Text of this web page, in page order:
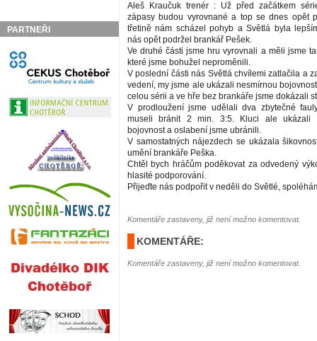
PARTNEŘI
Aleš Kraučuk trenér : Už před začátkem
zápasy budou vyrovnané a top se dnes opět
třetině nám scházel pohyb a Světlá byla
nás opět podržel brankář Pešek.
Ve druhé části jsme hru vyrovnali a měli jsme
které jsme bohužel neproměnili.
V poslední části nás Světlá chvílemi zatlačila a
vedení, my jsme ale ukázali nesmírnou
celou sérii a ve hře bez brankáře jsme dokázali
V prodloužení jsme udělali dva zbytečné
museli bránit 2 min. 3:5. Kluci ale ukázali
bojovnost a oslabení jsme ubránili.
V samostatných nájezdech se ukázala
umění brankáře Peška.
Chtěl bych hráčům poděkovat za odvedený
hlasité podporování.
Přijeďte nás podpořit v neděli do Světlé,
Komentáře zastaveny, již není možno komentovat.
KOMENTÁŘE:
Komentáře zastaveny, již není možno komentovat.